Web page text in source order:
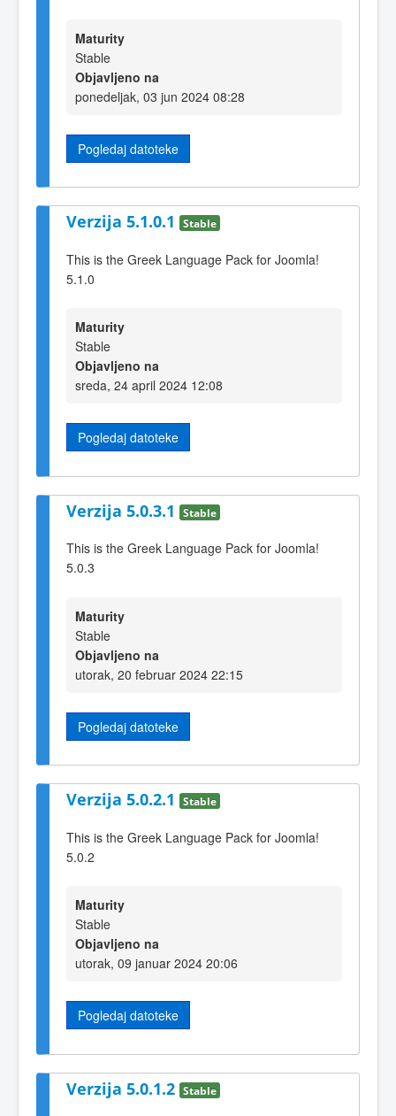
Maturity
Stable
Objavljeno na
ponedeljak, 03 jun 2024 08:28
Pogledaj datoteke
Verzija 5.1.0.1 Stable
This is the Greek Language Pack for Joomla!
5.1.0
Maturity
Stable
Objavljeno na
sreda, 24 april 2024 12:08
Pogledaj datoteke
Verzija 5.0.3.1 Stable
This is the Greek Language Pack for Joomla!
5.0.3
Maturity
Stable
Objavljeno na
utorak, 20 februar 2024 22:15
Pogledaj datoteke
Verzija 5.0.2.1 Stable
This is the Greek Language Pack for Joomla!
5.0.2
Maturity
Stable
Objavljeno na
utorak, 09 januar 2024 20:06
Pogledaj datoteke
Verzija 5.0.1.2 Stable